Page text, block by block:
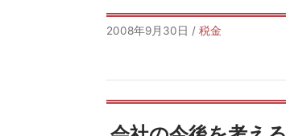
2008年9月30日 / 税金